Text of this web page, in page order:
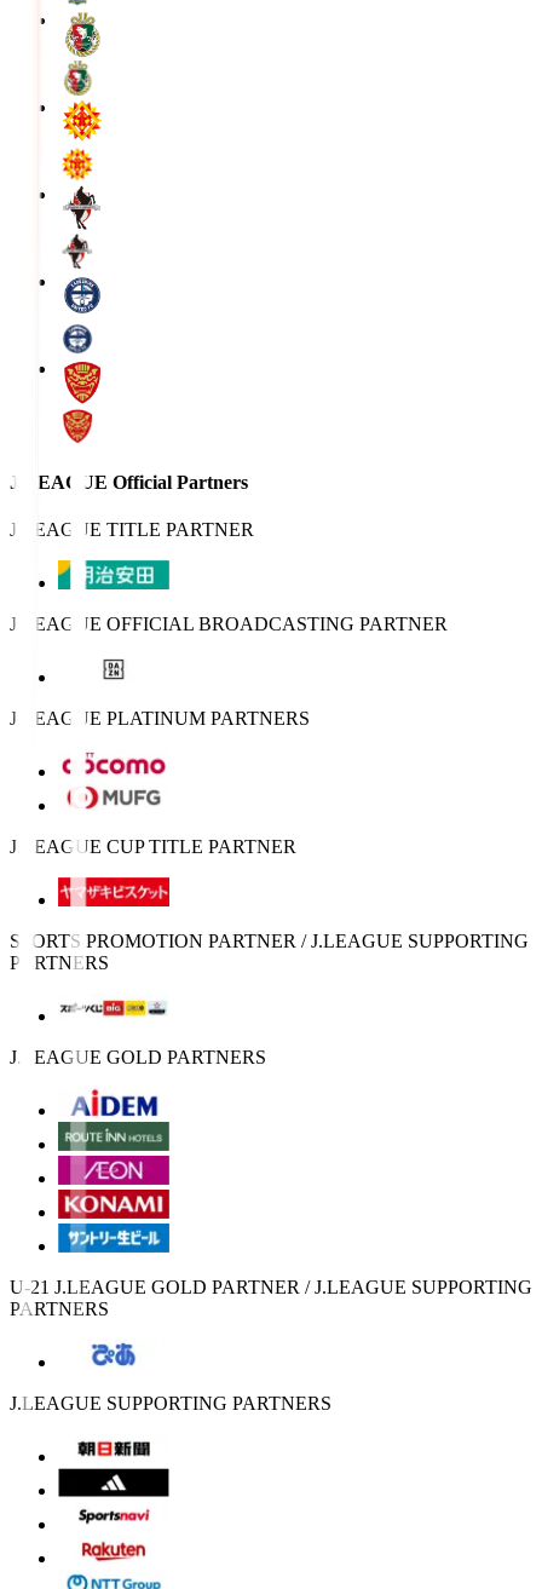
J.LEAGUE Official Partners
J.LEAGUE TITLE PARTNER
J.LEAGUE OFFICIAL BROADCASTING PARTNER
J.LEAGUE PLATINUM PARTNERS
J.LEAGUE CUP TITLE PARTNER
SPORTS PROMOTION PARTNER / J.LEAGUE SUPPORTING
PARTNERS
J.LEAGUE GOLD PARTNERS
U-21 J.LEAGUE GOLD PARTNER / J.LEAGUE SUPPORTING
PARTNERS
J.LEAGUE SUPPORTING PARTNERS